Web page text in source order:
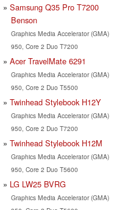
Samsung Q35 Pro T7200
Benson
Graphics Media Accelerator (GMA)
950, Core 2 Duo T7200
Acer TravelMate 6291
Graphics Media Accelerator (GMA)
950, Core 2 Duo T5500
Twinhead Stylebook H12Y
Graphics Media Accelerator (GMA)
950, Core 2 Duo T7200
Twinhead Stylebook H12M
Graphics Media Accelerator (GMA)
950, Core 2 Duo T5600
LG LW25 BVRG
Graphics Media Accelerator (GMA)